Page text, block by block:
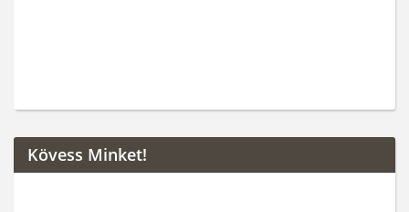
Kövess Minket!